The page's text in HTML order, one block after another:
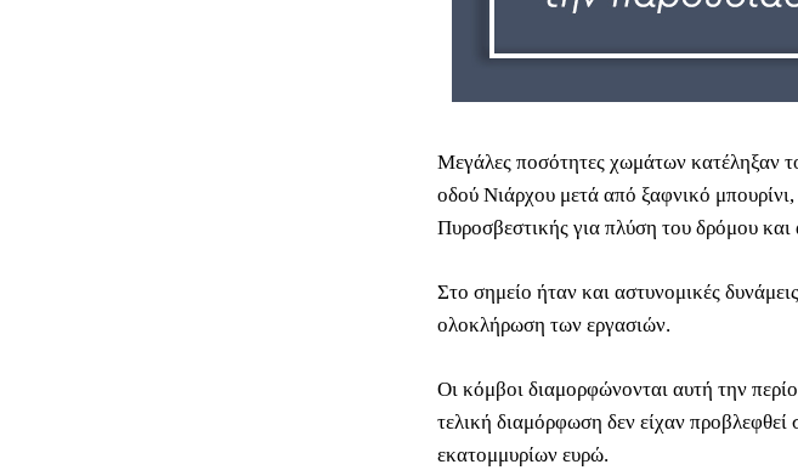
Μεγάλες ποσότητες χωμάτων κατέληξαν
οδού Νιάρχου μετά από ξαφνικό
Πυροσβεστικής για πλύση του δρόμου
Στο σημείο ήταν και αστυνομικές
ολοκλήρωση των εργασιών.
Οι κόμβοι διαμορφώνονται αυτή την
τελική διαμόρφωση δεν είχαν
εκατομμυρίων ευρώ.